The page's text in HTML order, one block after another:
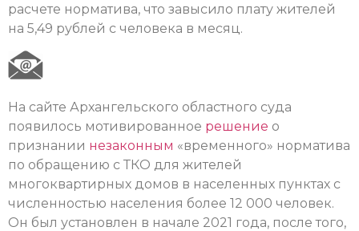
расчете норматива, что завысило плату жителей
на 5,49 рублей с человека в месяц.
На сайте Архангельского областного суда
появилось мотивированное решение о
признании незаконным «временного» норматива
по обращению с ТКО для жителей
многоквартирных домов в населенных пунктах с
численностью населения более 12 000 человек.
Он был установлен в начале 2021 года, после того,